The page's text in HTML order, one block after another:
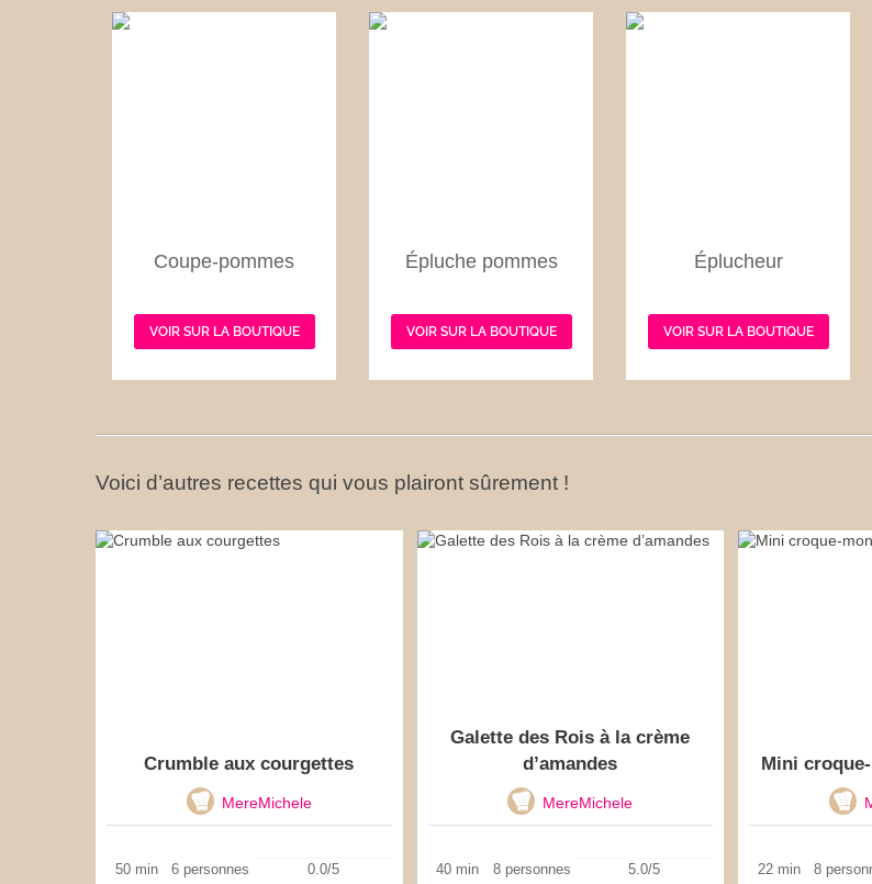
Coupe-pommes
VOIR SUR LA BOUTIQUE
Épluche pommes
VOIR SUR LA BOUTIQUE
Éplucheur
VOIR SUR LA BOUTIQUE
Voici d’autres recettes qui vous plairont sûrement !
Crumble aux courgettes
MereMichele
50 min 6 personnes 0.0/5
Galette des Rois à la crème
d’amandes
MereMichele
40 min 8 personnes 5.0/5
Mini
22 min 8